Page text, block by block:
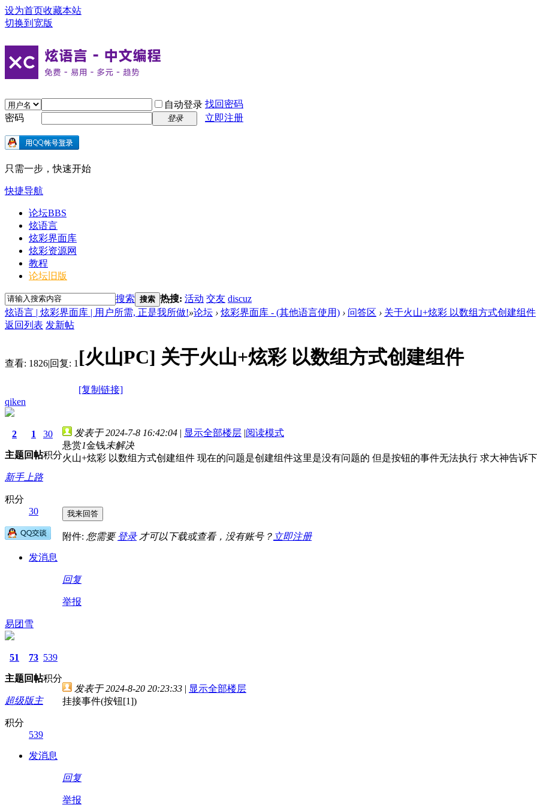
设为首页收藏本站
切换到宽版
自动登录 找回密码
密码
登录 立即注册
只需一步，快速开始
快捷导航
论坛BBS
炫语言
炫彩界面库
炫彩资源网
教程
论坛旧版
搜索 搜索 热搜: 活动 交友 discuz
炫语言 | 炫彩界面库 | 用户所需, 正是我所做!»论坛 › 炫彩界面库 - (其他语言使用) › 问答区 › 关于火山+炫彩 以数组方式创建组件
返回列表 发新帖
查看: 1826|回复: 1 [火山PC] 关于火山+炫彩 以数组方式创建组件
[复制链接]
qiken
2
主题
1
回帖
30
积分
新手上路
积分
30
发消息
发表于 2024-7-8 16:42:04 | 显示全部楼层 |阅读模式
悬赏1金钱未解决
火山+炫彩 以数组方式创建组件 现在的问题是创建组件这里是没有问题的 但是按钮的事件无法执行 求大神告诉下
我来回答
附件: 您需要登录才可以下载或查看，没有账号？ 立即注册
回复
举报
易团雪
51
主题
73
回帖
539
积分
超级版主
积分
539
发消息
发表于 2024-8-20 20:23:33 | 显示全部楼层
挂接事件(按钮[1])
回复
举报